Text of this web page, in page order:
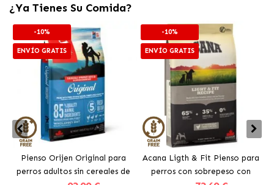
¿Ya Tienes Su Comida?
-10%
ENVÍO GRATIS
Pienso Orijen Original para
perros adultos sin cereales de
-10%
ENVÍO GRATIS
Acana Ligth & Fit Pienso para
perros con sobrepeso con